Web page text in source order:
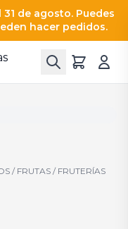
de agosto. Puedes
hacer pedidos.
/ FRUTAS / FRUTERÍAS